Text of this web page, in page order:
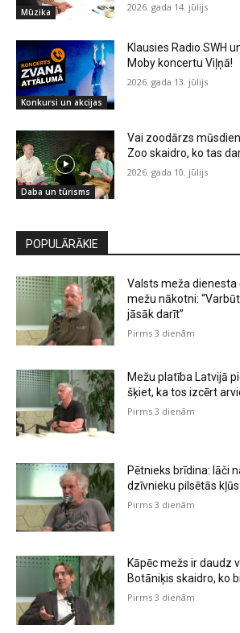
Mūzika 2026. gada 14. jūlijs
Konkursi un akcijas
Klausies Radio SWH
Moby koncertu Viļņā!
2026. gada 13. jūlijs
Daba un tūrisms
Vai zoodārzs
Zoo skaidro, ko tas
2026. gada 10. jūlijs
POPULĀRĀKIE
Valsts meža
mežu nākotni:
jāsāk darīt”
Pirms 3 dienām
Mežu platība Latvijā
šķiet, ka tos izcērt
Pirms 3 dienām
Pētnieks brīdina: lāči
dzīvnieku pilsētās
Pirms 3 dienām
Kāpēc mežs ir daudz
Botāniķis skaidro, ko
Pirms 3 dienām